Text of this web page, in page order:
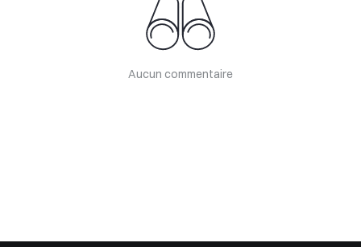
Aucun commentaire